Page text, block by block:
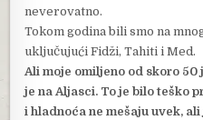
neverovatno.
Tokom godina bili smo na
uključujući Fidži, Tahiti i Med.
Ali moje omiljeno od skoro
je na Aljasci. To je bilo teško
i hladnoća ne mešaju uvek,